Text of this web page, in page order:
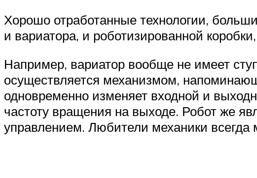
Хорошо отработанные технологии,
и вариатора, и роботизированной
Например, вариатор вообще не имеет
осуществляется механизмом,
одновременно изменяет входной и
частоту вращения на выходе. Робот же
управлением. Любители механики